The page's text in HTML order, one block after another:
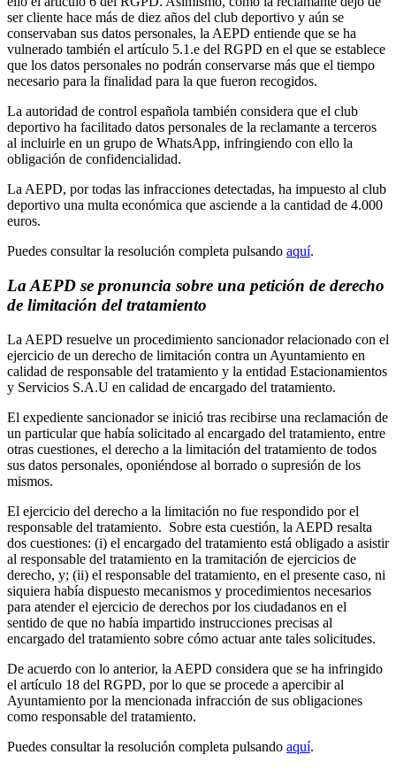
ser cliente hace más de diez años del club deportivo y aún se
conservaban sus datos personales, la AEPD entiende que se ha
vulnerado también el artículo 5.1.e del RGPD en el que se establece
que los datos personales no podrán conservarse más que el tiempo
necesario para la finalidad para la que fueron recogidos.
La autoridad de control española también considera que el club
deportivo ha facilitado datos personales de la reclamante a terceros
al incluirle en un grupo de WhatsApp, infringiendo con ello la
obligación de confidencialidad.
La AEPD, por todas las infracciones detectadas, ha impuesto al club
deportivo una multa económica que asciende a la cantidad de 4.000
euros.
Puedes consultar la resolución completa pulsando aquí.
La AEPD se pronuncia sobre una petición de derecho
de limitación del tratamiento
La AEPD resuelve un procedimiento sancionador relacionado con el
ejercicio de un derecho de limitación contra un Ayuntamiento en
calidad de responsable del tratamiento y la entidad Estacionamientos
y Servicios S.A.U en calidad de encargado del tratamiento.
El expediente sancionador se inició tras recibirse una reclamación de
un particular que había solicitado al encargado del tratamiento, entre
otras cuestiones, el derecho a la limitación del tratamiento de todos
sus datos personales, oponiéndose al borrado o supresión de los
mismos.
El ejercicio del derecho a la limitación no fue respondido por el
responsable del tratamiento. Sobre esta cuestión, la AEPD resalta
dos cuestiones: (i) el encargado del tratamiento está obligado a asistir
al responsable del tratamiento en la tramitación de ejercicios de
derecho, y; (ii) el responsable del tratamiento, en el presente caso, ni
siquiera había dispuesto mecanismos y procedimientos necesarios
para atender el ejercicio de derechos por los ciudadanos en el
sentido de que no había impartido instrucciones precisas al
encargado del tratamiento sobre cómo actuar ante tales solicitudes.
De acuerdo con lo anterior, la AEPD considera que se ha infringido
el artículo 18 del RGPD, por lo que se procede a apercibir al
Ayuntamiento por la mencionada infracción de sus obligaciones
como responsable del tratamiento.
Puedes consultar la resolución completa pulsando aquí.